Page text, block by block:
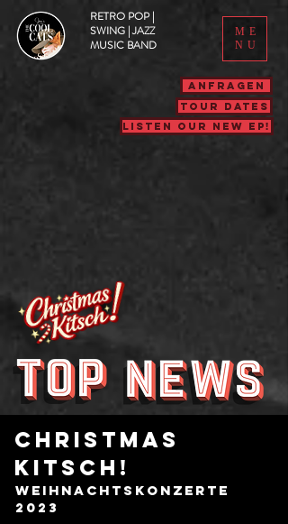
ME
NU
RETRO POP |
SWING | JAZZ
MUSIC BAND
ANFRAGEN
TOUR DATES
LISTEN OUR NEW EP!
CHRISTMAS
KITSCH!
WEIHNACHTSKONZERTE
2023